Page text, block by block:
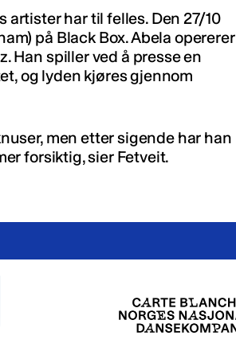
har til felles. Den 27/10
på Black Box. Abela opererer
Han spiller ved å presse en
og lyden kjøres gjennom
men etter sigende har han
forsiktig, sier Fetveit.